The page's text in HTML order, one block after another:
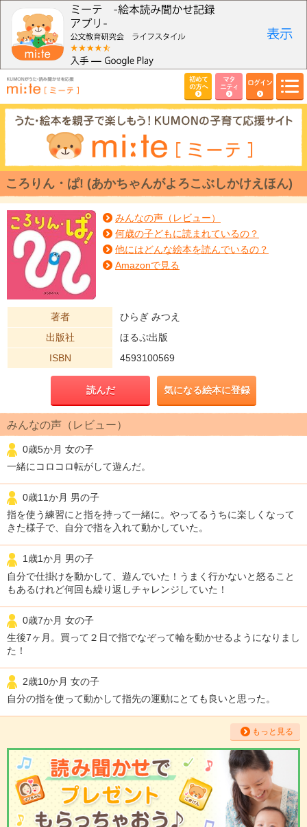
初めて
の方へ
マタ
ニティ
ログイン
ころりん・ぱ! (あかちゃんがよろこぶしかけえほん)
みんなの声（レビュー）
何歳の子どもに読まれているの？
他にはどんな絵本を読んでいるの？
Amazonで見る
著者
ひらぎ みつえ
出版社
ほるぷ出版
ISBN
4593100569
読んだ 気になる絵本に登録
みんなの声（レビュー）
0歳5か月 女の子
一緒にコロコロ転がして遊んだ。
0歳11か月 男の子
指を使う練習にと指を持って一緒に。やってるうちに楽しくなって
きた様子で、自分で指を入れて動かしていた。
1歳1か月 男の子
自分で仕掛けを動かして、遊んでいた！うまく行かないと怒ること
もあるけれど何回も繰り返しチャレンジしていた！
0歳7か月 女の子
生後7ヶ月。買って２日で指でなぞって輪を動かせるようになりまし
た！
2歳10か月 女の子
自分の指を使って動かして指先の運動にとても良いと思った。
もっと見る